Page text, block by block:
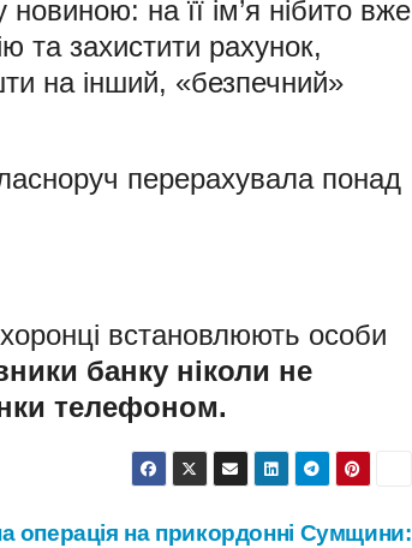
на її ім’я нібито вже
та захистити рахунок,
на інший, «безпечний»
перерахувала понад
встановлюють особи
банку ніколи не
телефоном.
операція на прикордонні Сумщини: